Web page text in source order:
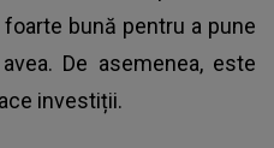
bună pentru a pune
De asemenea, este
investiții.